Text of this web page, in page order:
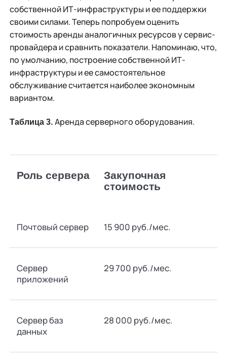
собственной ИТ-инфраструктуры и ее поддержки
своими силами. Теперь попробуем оценить
стоимость аренды аналогичных ресурсов у сервис-
провайдера и сравнить показатели. Напоминаю, что,
по умолчанию, построение собственной ИТ-
инфраструктуры и ее самостоятельное
обслуживание считается наиболее экономным
вариантом.
Таблица 3. Аренда серверного оборудования.
Роль сервера
Закупочная
стоимость
Почтовый сервер 15 900 руб./мес.
Сервер
приложений
29 700 руб./мес.
Сервер баз
данных
28 000 руб./мес.